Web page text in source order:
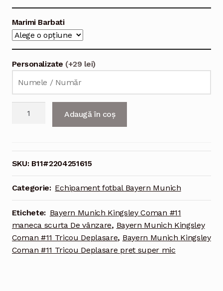
Marimi Barbati
Personalizate (+29 lei)
2021-
2022
maneca
Adaugă în coș
SKU: B11#2204251615
Categorie: Echipament fotbal Bayern Munich
Etichete: Bayern Munich Kingsley Coman #11
maneca scurta De vânzare, Bayern Munich Kingsley
Coman #11 Tricou Deplasare, Bayern Munich Kingsley
Coman #11 Tricou Deplasare pret super mic